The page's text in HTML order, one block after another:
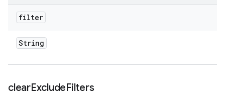
filter
String
clearExcludeFilters